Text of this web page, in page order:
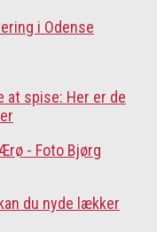
i Odense
spise: Her er de
du nyde lækker